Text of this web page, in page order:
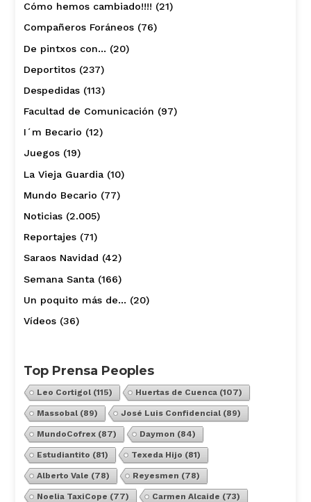
Cómo hemos cambiado!!!! (21)
Compañeros Foráneos(76)
De pintxos con… (20)
Deportitos(237)
Despedidas(113)
Facultad de Comunicación (97)
I´m Becario (12)
Juegos(19)
La Vieja Guardia(10)
Mundo Becario (77)
Noticias(2.005)
Reportajes(71)
Saraos Navidad (42)
Semana Santa(166)
Un poquito más de… (20)
Vídeos(36)
Top Prensa Peoples
Leo Cortigol(115) Huertas de Cuenca(107)
Massobal(89) José Luis Confidencial(89)
MundoCofrex(87) Daymon (84)
Estudiantito (81) Texeda Hijo (81)
Alberto Vale (78) Reyesmen (78)
Noelia TaxiCope (77) Carmen Alcaide (73)